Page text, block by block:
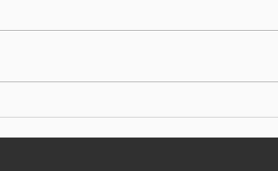
eura, a uvoz 24 milijarde eura